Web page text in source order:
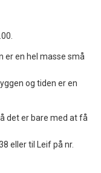
er en hel masse små
og tiden er en
det er bare med at få
eller til Leif på nr.